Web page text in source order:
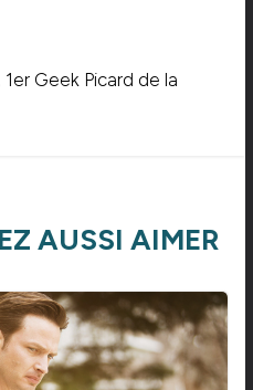
Geek Picard de la
AUSSI AIMER